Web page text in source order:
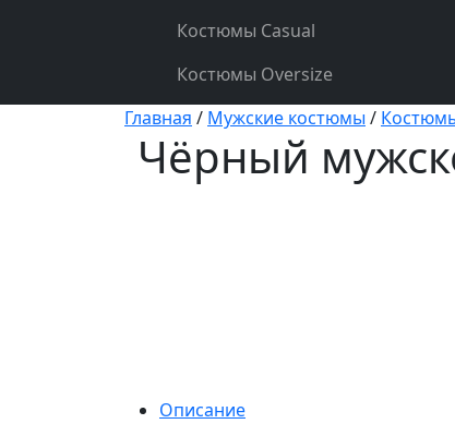
Костюмы Casual
Костюмы Oversize
Главная / Мужские костюмы /
Чёрный
Описание